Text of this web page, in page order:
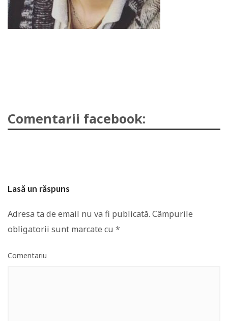
Comentarii facebook:
Lasă un răspuns
Adresa ta de email nu va fi publicată. Câmpurile
obligatorii sunt marcate cu *
Comentariu